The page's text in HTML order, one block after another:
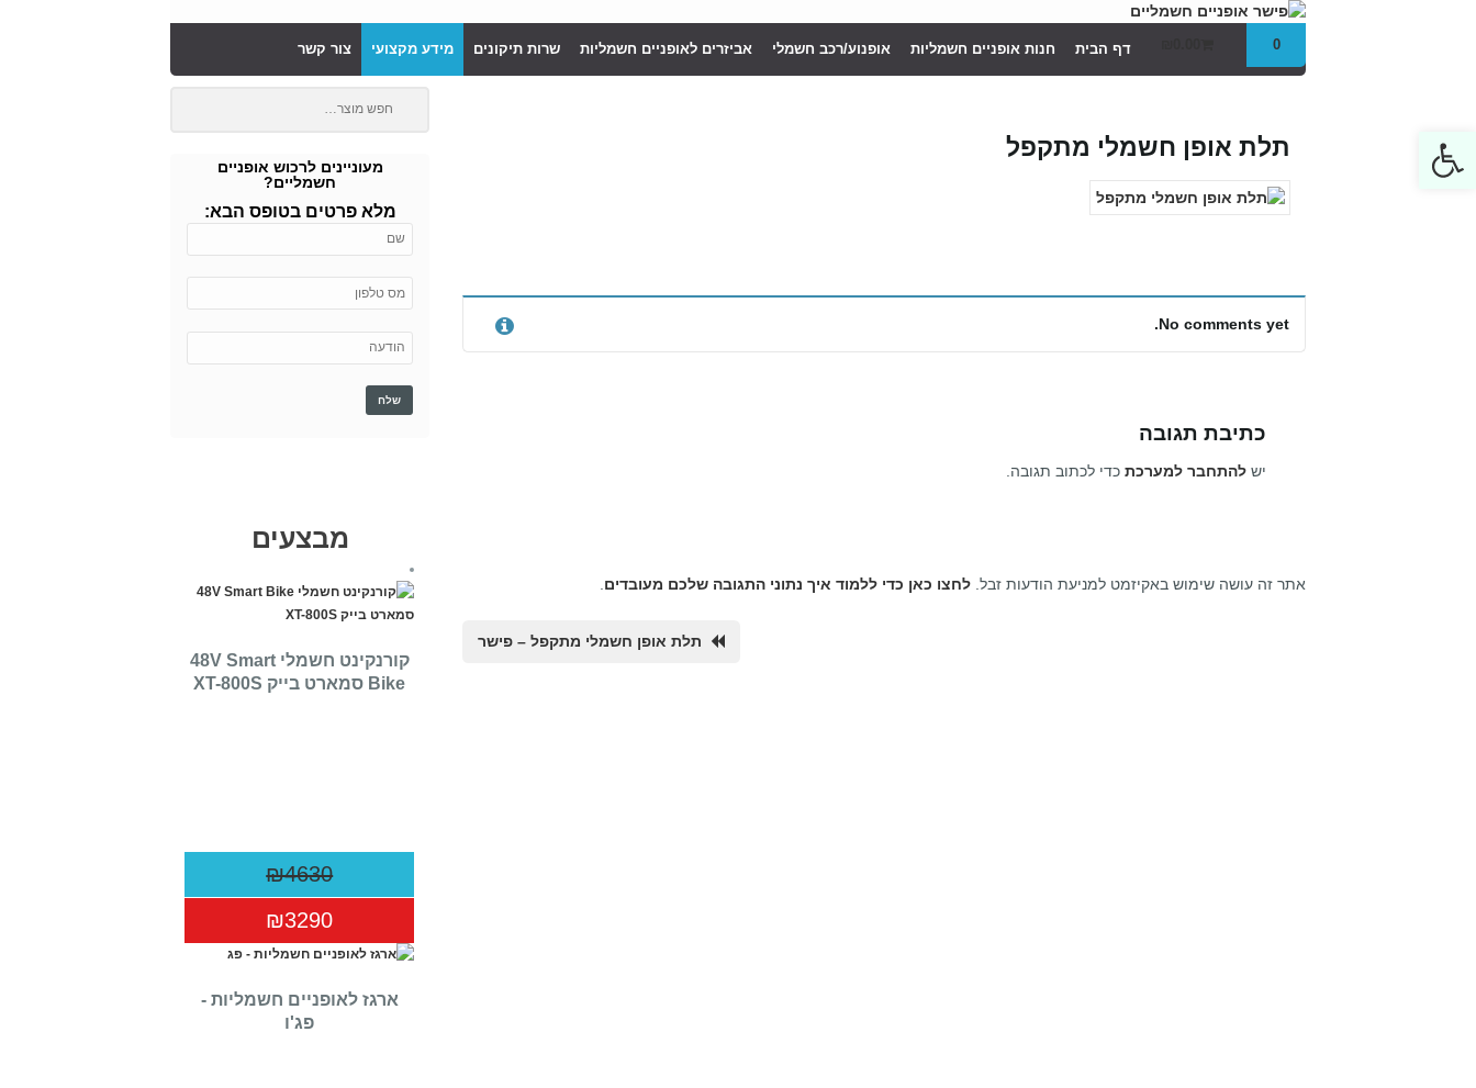
0 דף הבית חנות אופניים חשמליות אופנוע/רכב חשמלי אביזרים לאופניים חשמליות שרות תיקונים מידע מקצועי צור קשר
תלת אופן חשמלי מתקפל
No comments yet.
כתיבת תגובה
ישלהתחבר למערכת כדי לכתוב תגובה.
אתר זה עושה שימוש באקיזמט למניעת הודעות זבל. לחצו כאן כדי ללמוד איך נתוני התגובה שלכם מעובדים
תלת אופן חשמלי מתקפל – פישר
מעוניינים לרכוש אופניים
חשמליים?
מלא פרטים בטופס הבא:
מבצעים
קורנקינט חשמלי 48V Smart
Bike סמארט בייק XT-800S
₪4630
₪3290
ארגז לאופניים חשמליות -
פג'ו